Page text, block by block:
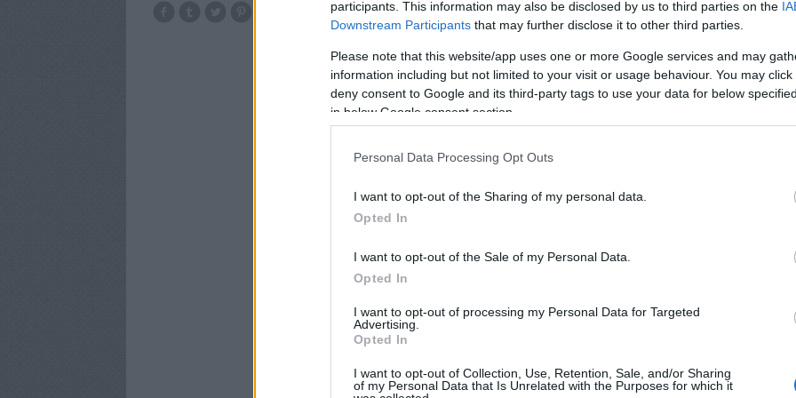
participants. This information may also be disclosed by us to third parties on the
Downstream Participants that may further disclose it to other third parties.
Please note that this website/app uses one or more Google services and may
information including but not limited to your visit or usage behaviour. You may
deny consent to Google and its third-party tags to use your data for below
in below Google consent section.
Personal Data Processing Opt Outs
I want to opt-out of the Sharing of my personal data.
Opted In
I want to opt-out of the Sale of my Personal Data.
Opted In
I want to opt-out of processing my Personal Data for Targeted
Advertising.
Opted In
I want to opt-out of Collection, Use, Retention, Sale, and/or Sharing
of my Personal Data that Is Unrelated with the Purposes for which it
tiszaderzs kenguru park kenguru park kenguru park tiszaderzs sanyika halsütő